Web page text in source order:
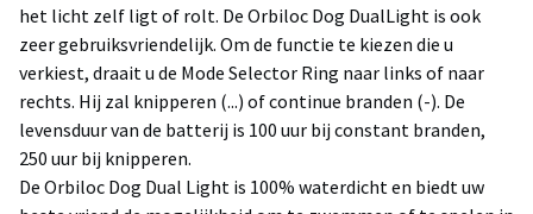
het licht zelf ligt of rolt. De Orbiloc Dog DualLight is ook
zeer gebruiksvriendelijk. Om de functie te kiezen die u
verkiest, draait u de Mode Selector Ring naar links of naar
rechts. Hij zal knipperen (...) of continue branden (-). De
levensduur van de batterij is 100 uur bij constant branden,
250 uur bij knipperen.
De Orbiloc Dog Dual Light is 100% waterdicht en biedt uw